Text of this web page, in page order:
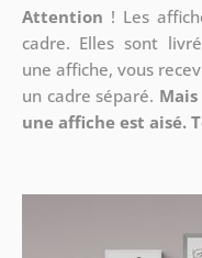
Attention ! Les
cadre. Elles sont
une affiche, vous
un cadre séparé.
une affiche est aisé.